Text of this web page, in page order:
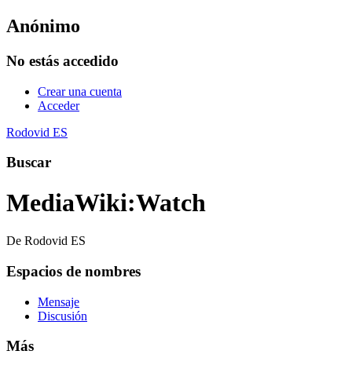
Anónimo
No estás accedido
Crear una cuenta
Acceder
Rodovid ES
Buscar
MediaWiki:Watch
De Rodovid ES
Espacios de nombres
Mensaje
Discusión
Más